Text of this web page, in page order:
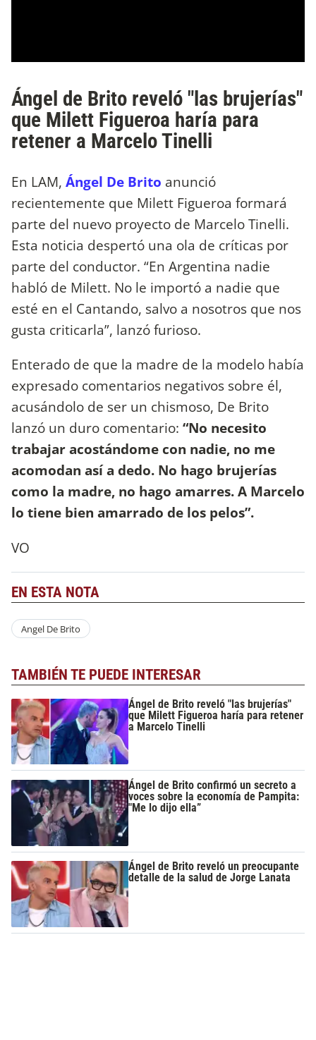
Ángel de Brito reveló "las brujerías"
que Milett Figueroa haría para
retener a Marcelo Tinelli
En LAM, Ángel De Brito anunció
recientemente que Milett Figueroa formará
parte del nuevo proyecto de Marcelo Tinelli.
Esta noticia despertó una ola de críticas por
parte del conductor. “En Argentina nadie
habló de Milett. No le importó a nadie que
esté en el Cantando, salvo a nosotros que nos
gusta criticarla”, lanzó furioso.
Enterado de que la madre de la modelo había
expresado comentarios negativos sobre él,
acusándolo de ser un chismoso, De Brito
lanzó un duro comentario: “No necesito
trabajar acostándome con nadie, no me
acomodan así a dedo. No hago brujerías
como la madre, no hago amarres. A Marcelo
lo tiene bien amarrado de los pelos”.
VO
EN ESTA NOTA
Angel De Brito
TAMBIÉN TE PUEDE INTERESAR
Ángel de Brito reveló "las brujerías"
que Milett Figueroa haría para retener
a Marcelo Tinelli
Ángel de Brito confirmó un secreto a
voces sobre la economía de Pampita:
"Me lo dijo ella”
Ángel de Brito reveló un preocupante
detalle de la salud de Jorge Lanata